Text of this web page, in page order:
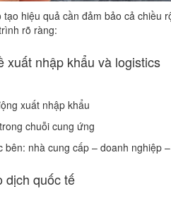
hiệu quả cần đảm bảo cả chiều
rõ ràng:
xuất nhập khẩu và logistics
xuất nhập khẩu
chuỗi cung ứng
bên: nhà cung cấp – doanh nghiệp
dịch quốc tế